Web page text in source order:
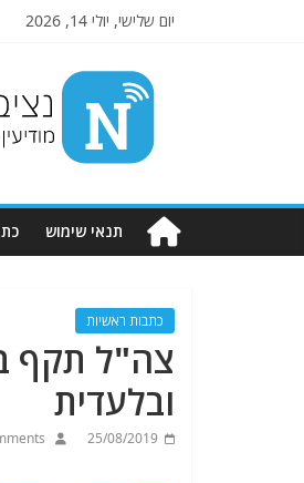
יום שלישי, יולי 14, 2026
מודיעין
מהמקורות
תנאי שימוש
כתבות ראשיות
צה"ל תקף
ובלעדית
25/08/2019